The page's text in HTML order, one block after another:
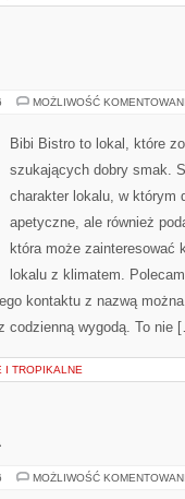
MOŻLIWOŚĆ
Bibi Bistro to lokal, które
szukających dobry smak.
charakter lokalu, w którym
apetyczne, ale również
która może zainteresować
lokalu z klimatem.
kontaktu z nazwą
codzienną wygodą. To nie
I TROPIKALNE
MOŻLIWOŚĆ